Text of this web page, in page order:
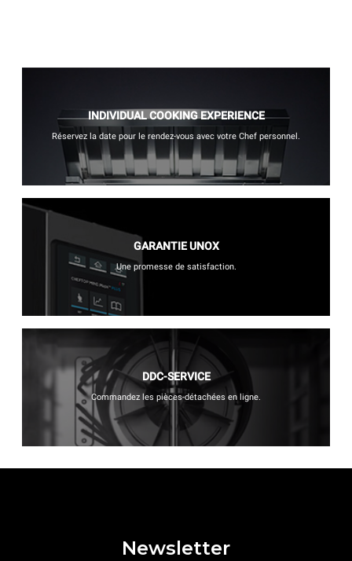
INDIVIDUAL COOKING EXPERIENCE
Réservez la date pour le rendez-vous avec votre Chef personnel.
GARANTIE UNOX
Une promesse de satisfaction.
DDC-SERVICE
Commandez les pièces-détachées en ligne.
Newsletter